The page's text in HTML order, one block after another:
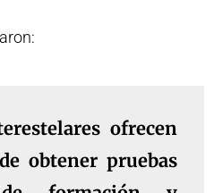
ofrecen
obtener pruebas